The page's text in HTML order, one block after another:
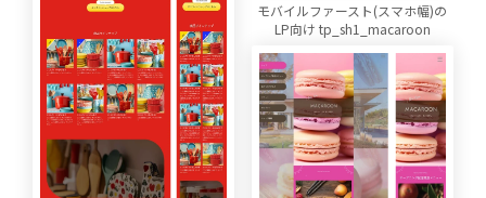
モバイルファースト(スマホ幅)の
LP向け tp_sh1_macaroon